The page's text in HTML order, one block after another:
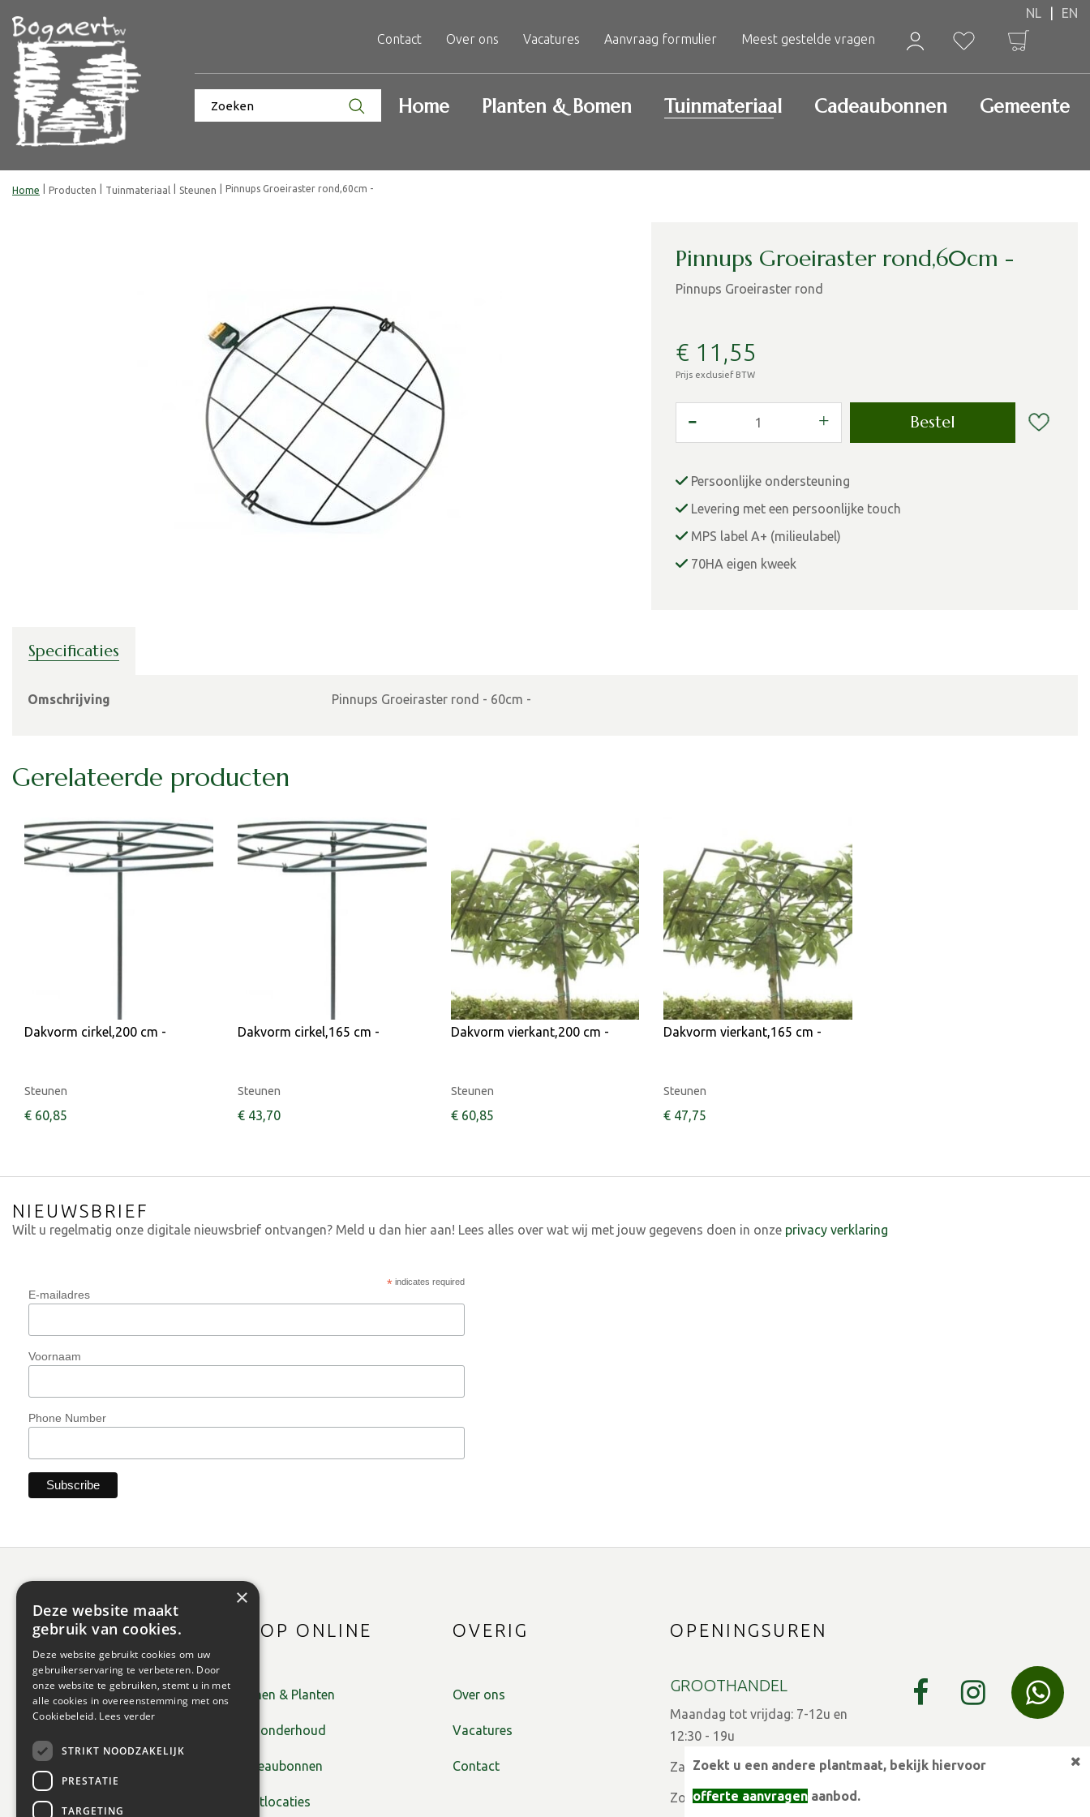
naar
content
Home Producten Tuinmateriaal Steunen Pinnups Groeiraster rond,60cm -
Contact Over ons Vacatures Aanvraag formulier Meest gestelde vragen
Home Planten & Bomen Tuinmateriaal Cadeaubonnen Gemeente
Pinnups Groeiraster rond,60cm -
Pinnups Groeiraster rond
€ 11 ,55
Prijs exclusief BTW
Persoonlijke ondersteuning
Levering met een persoonlijke touch
MPS label A+ (milieulabel)
70HA eigen kweek
Specificaties
Omschrijving Pinnups Groeiraster rond - 60cm -
Gerelateerde producten
Dakvorm cirkel,200 cm -
Steunen
€ 60,85
Dakvorm cirkel,165 cm -
Steunen
€ 43,70
Dakvorm vierkant,200 cm -
Steunen
€ 60,85
Dakvorm vierkant,165 cm -
Steunen
€ 47,75
NIEUWSBRIEF
Wilt u regelmatig onze digitale nieuwsbrief ontvangen? Meld u dan hier aan! Lees alles over wat wij met jouw gegevens doen in onze privacy verklaring
*indicates required
E-mailadres
Voornaam
Phone Number
SHOP ONLINE
Bomen & Planten
Tuinonderhoud
Cadeaubonnen
Plantlocaties
OVERIG
Over ons
Vacatures
Contact
OPENINGSUREN
GROOTHANDEL
Maandag tot vrijdag: 7-12u en
12:30 - 19u
Zaterdag: 7-12u en 13-15u
Zon- en feestdagen gesloten
Zoekt u een andere plantmaat, bekijk hiervoor
offerte aanvragen aanbod.
×
Deze website maakt
gebruik van cookies.
Deze website gebruikt cookies om uw
gebruikerservaring te verbeteren. Door
onze website te gebruiken, stemt u in met
alle cookies in overeenstemming met ons
Cookiebeleid. Lees verder
STRIKT NOODZAKELIJK
PRESTATIE
TARGETING